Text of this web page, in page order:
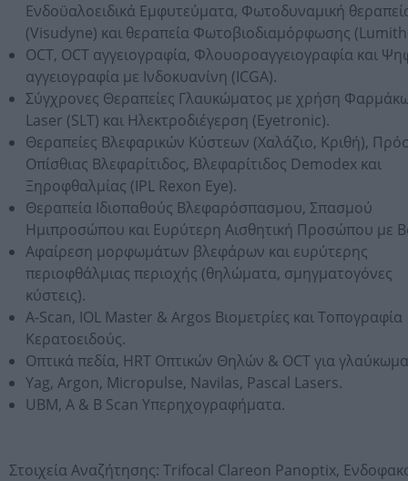
Ενδοϋαλοειδικά Εμφυτεύματα, Φωτοδυναμική
(Visudyne) και θεραπεία Φωτοβιοδιαμόρφωσης
OCT, OCT αγγειογραφία, Φλουοροαγγειογραφία και
αγγειογραφία με Ινδοκυανίνη (ICGA).
Σύγχρονες Θεραπείες Γλαυκώματος με χρήση
Laser (SLT) και Ηλεκτροδιέγερση (Eyetronic).
Θεραπείες Βλεφαρικών Κύστεων (Χαλάζιο, Κριθή),
Οπίσθιας Βλεφαρίτιδος, Βλεφαρίτιδος Demodex και
Ξηροφθαλμίας (IPL Rexon Eye).
Θεραπεία Ιδιοπαθούς Βλεφαρόσπασμου, Σπασμού
Ημιπροσώπου και Ευρύτερη Αισθητική Προσώπου με
Αφαίρεση μορφωμάτων βλεφάρων και ευρύτερης
περιοφθάλμιας περιοχής (θηλώματα, σμηγματογόνες
κύστεις).
A-Scan, IOL Master & Argos Βιομετρίες και Τοπογραφία
Κερατοειδούς.
Οπτικά πεδία, HRT Οπτικών Θηλών & OCT για
Yag, Argon, Micropulse, Navilas, Pascal Lasers.
UBM, A & B Scan Υπερηχογραφήματα.
Στοιχεία Αναζήτησης: Trifocal Clareon Panoptix,